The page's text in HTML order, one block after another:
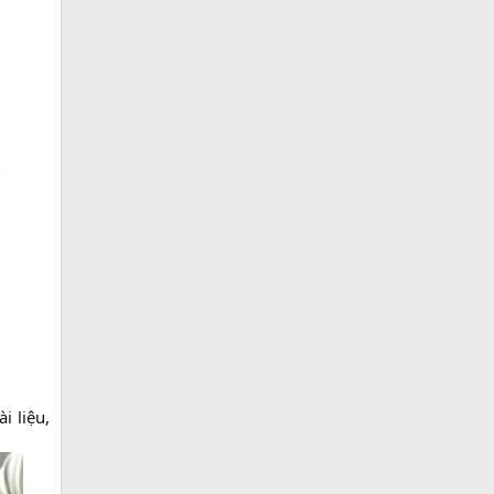
liệu,